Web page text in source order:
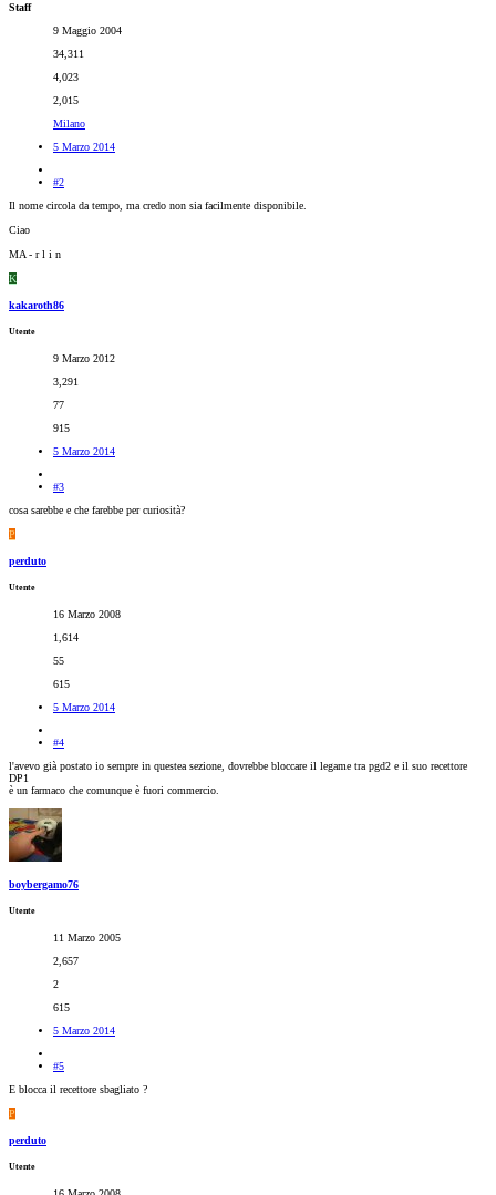
Staff
9 Maggio 2004
34,311
4,023
2,015
Milano
5 Marzo 2014
#2
Il nome circola da tempo, ma credo non sia facilmente disponibile.
Ciao
MA - r l i n
K
kakaroth86
Utente
9 Marzo 2012
3,291
77
915
5 Marzo 2014
#3
cosa sarebbe e che farebbe per curiosità?
P
perduto
Utente
16 Marzo 2008
1,614
55
615
5 Marzo 2014
#4
l'avevo già postato io sempre in questea sezione, dovrebbe bloccare il legame tra pgd2 e il suo recettore
DP1
è un farmaco che comunque è fuori commercio.
boybergamo76
Utente
11 Marzo 2005
2,657
2
615
5 Marzo 2014
#5
E blocca il recettore sbagliato ?
P
perduto
Utente